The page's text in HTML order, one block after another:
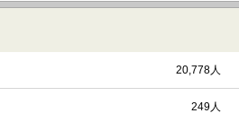
20,778人
249人